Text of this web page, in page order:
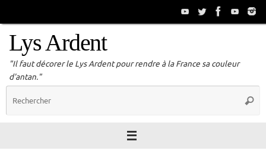
Lys Ardent
"Il faut décorer le Lys Ardent pour rendre à la France sa couleur
d'antan."